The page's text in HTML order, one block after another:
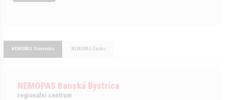
NEMOPAS Slovensko NEMOPAS Česko
NEMOPAS Banská Bystrica
regionální centrum